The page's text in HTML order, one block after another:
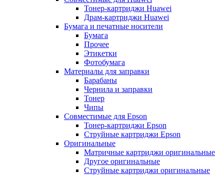
Тонер-картриджи Huawei
Драм-картриджи Huawei
Бумага и печатные носители
Бумага
Прочее
Этикетки
Фотобумага
Материалы для заправки
Барабаны
Чернила и заправки
Тонер
Чипы
Совместимые для Epson
Тонер-картриджи Epson
Струйные картриджи Epson
Оригинальные
Матричные картриджи оригинальные
Другое оригинальные
Струйные картриджи оригинальные